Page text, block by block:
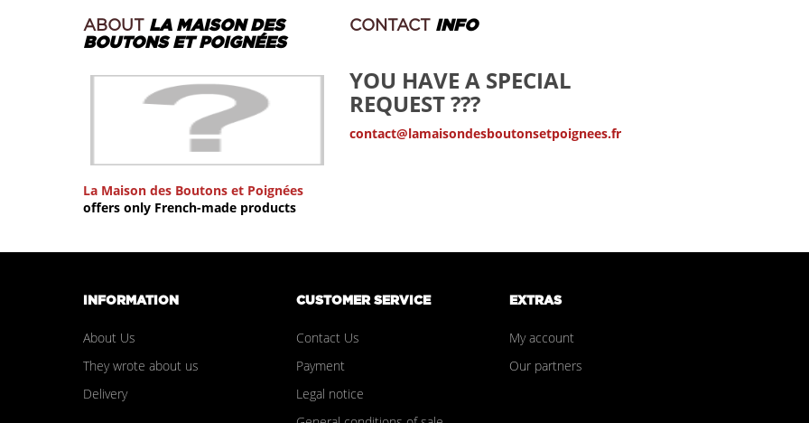
ABOUT LA MAISON DES
BOUTONS ET POIGNÉES
La Maison des Boutons et Poignées
offers only French-made products
CONTACT INFO
YOU HAVE A SPECIAL
REQUEST ???
contact@lamaisondesboutonsetpoignees.fr
INFORMATION
About Us
They wrote about us
Delivery
CUSTOMER SERVICE
Contact Us
Payment
Legal notice
EXTRAS
My account
Our partners